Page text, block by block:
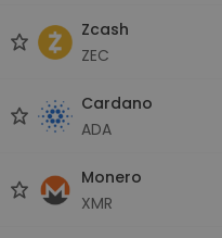
Zcash
ZEC
Cardano
ADA
Monero
XMR